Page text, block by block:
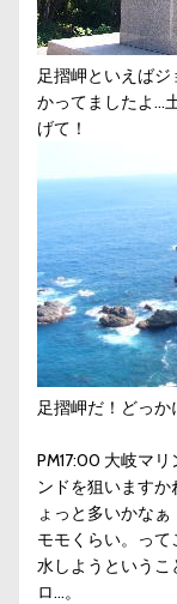
足摺岬といえば
かってましたよ…
げて！
足摺岬だ！どっか
PM17:00 大岐マ
ンドを狙います
ょっと多いかな
モモくらい。っ
水しようという
ロ…。